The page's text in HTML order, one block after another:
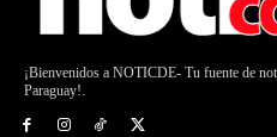
¡Bienvenidos a NOTICDE- Tu fuente de
Paraguay!.